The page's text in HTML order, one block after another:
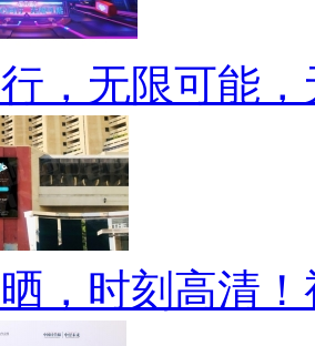
，无限可能，
，时刻高清！